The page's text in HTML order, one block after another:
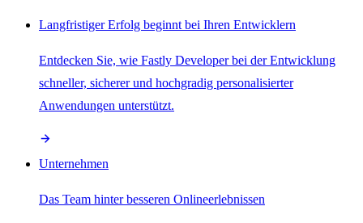
Langfristiger Erfolg beginnt bei Ihren Entwicklern
Entdecken Sie, wie Fastly Developer bei der Entwicklung
schneller, sicherer und hochgradig personalisierter
Anwendungen unterstützt.
Unternehmen
Das Team hinter besseren Onlineerlebnissen